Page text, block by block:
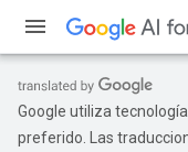
Google utiliza
preferido. Las